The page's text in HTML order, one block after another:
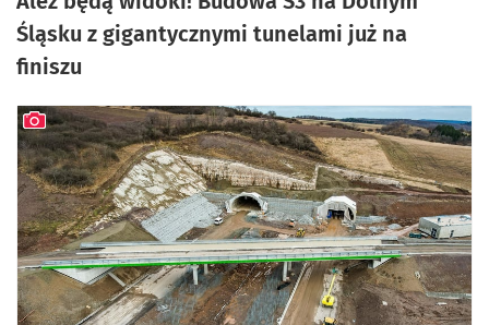
Śląsku z gigantycznymi tunelami już na
finiszu